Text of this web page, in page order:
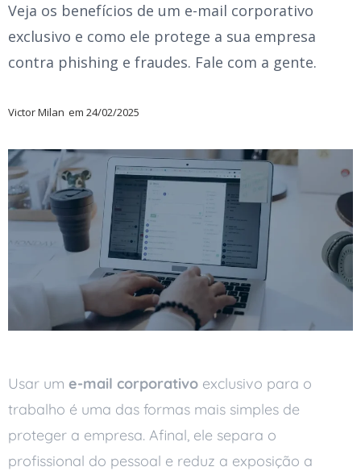
Veja os benefícios de um e-mail corporativo
exclusivo e como ele protege a sua empresa
contra phishing e fraudes. Fale com a gente.
Victor Milan em 24/02/2025
Usar um e-mail corporativo exclusivo para o
trabalho é uma das formas mais simples de
proteger a empresa. Afinal, ele separa o
profissional do pessoal e reduz a exposição a